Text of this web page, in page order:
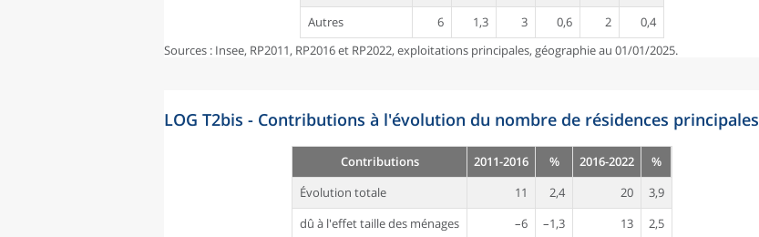
Autres
6 1,3 3 0,6 2
0,4
Sources : Insee, RP2011, RP2016 et RP2022, exploitations principales, géographie au 01/01/2025.
LOG T2bis - Contributions à l'évolution du nombre de résidences principales
Contributions 2011-2016 % 2016-2022
%
Évolution totale
11 2,4 20
3,9
dû à l'effet taille des ménages
–6 –1,3 13
2,5